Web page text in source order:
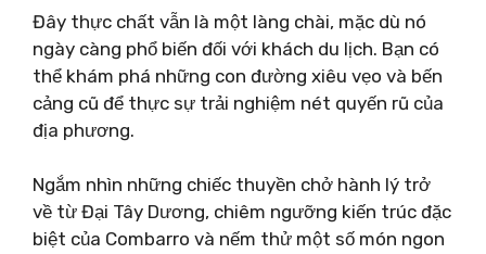
Đây thực chất vẫn là một làng chài, mặc dù nó
ngày càng phổ biến đối với khách du lịch. Bạn có
thể khám phá những con đường xiêu vẹo và bến
cảng cũ để thực sự trải nghiệm nét quyến rũ của
địa phương.
Ngắm nhìn những chiếc thuyền chở hành lý trở
về từ Đại Tây Dương, chiêm ngưỡng kiến ​​trúc đặc
biệt của Combarro và nếm thử một số món ngon